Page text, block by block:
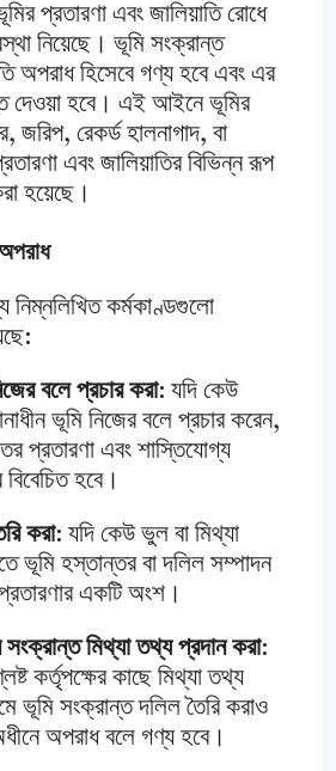
প্রতারণা এবং জালিয়াতি রোধে
নিয়েছে। ভূমি সংক্রান্ত
অপরাধ হিসেবে গণ্য হবে এবং এর
দেওয়া হবে। এই আইনে ভূমির
জরিপ, রেকর্ড হালনাগাদ, বা
এবং জালিয়াতির বিভিন্ন রূপ
হয়েছে।
নিম্নলিখিত কর্মকাণ্ডগুলো
বলে প্রচার করা: যদি কেউ
ভূমি নিজের বলে প্রচার করেন,
প্রতারণা এবং শাস্তিযোগ্য
হবে।
করা: যদি কেউ ভুল বা মিথ্যা
ভূমি হস্তান্তর বা দলিল সম্পাদন
একটি অংশ।
মিথ্যা তথ্য প্রদান করা:
কর্তৃপক্ষের কাছে মিথ্যা তথ্য
ভূমি সংক্রান্ত দলিল তৈরি করাও
অপরাধ বলে গণ্য হবে।